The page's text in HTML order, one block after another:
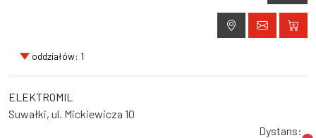
oddziałów: 1
ELEKTROMIL
Suwałki, ul. Mickiewicza 10
Dystans: